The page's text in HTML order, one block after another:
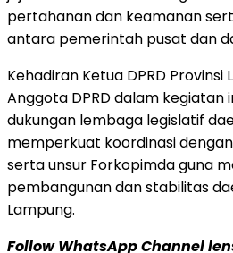
pertahanan dan keamanan
antara pemerintah pusat dan
Kehadiran Ketua DPRD
Anggota DPRD dalam
dukungan lembaga legislatif
memperkuat koordinasi
serta unsur Forkopimda guna
pembangunan dan stabilitas
Lampung.
Follow WhatsApp Channel